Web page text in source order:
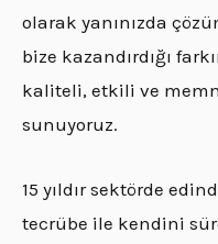
olarak yanınızda
bize kazandırdığı
kaliteli, etkili ve
sunuyoruz.
15 yıldır sektörde
tecrübe ile kendini